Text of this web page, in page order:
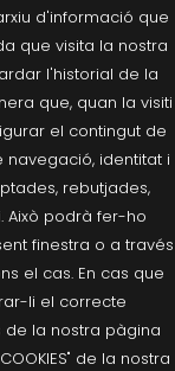
d'informació que
que visita la nostra
l'historial de la
que, quan la visiti
el contingut de
identitat i
rebutjades,
Això podrà fer-ho
finestra o a través
el cas. En cas que
li el correcte
de la nostra pàgina
de la nostra